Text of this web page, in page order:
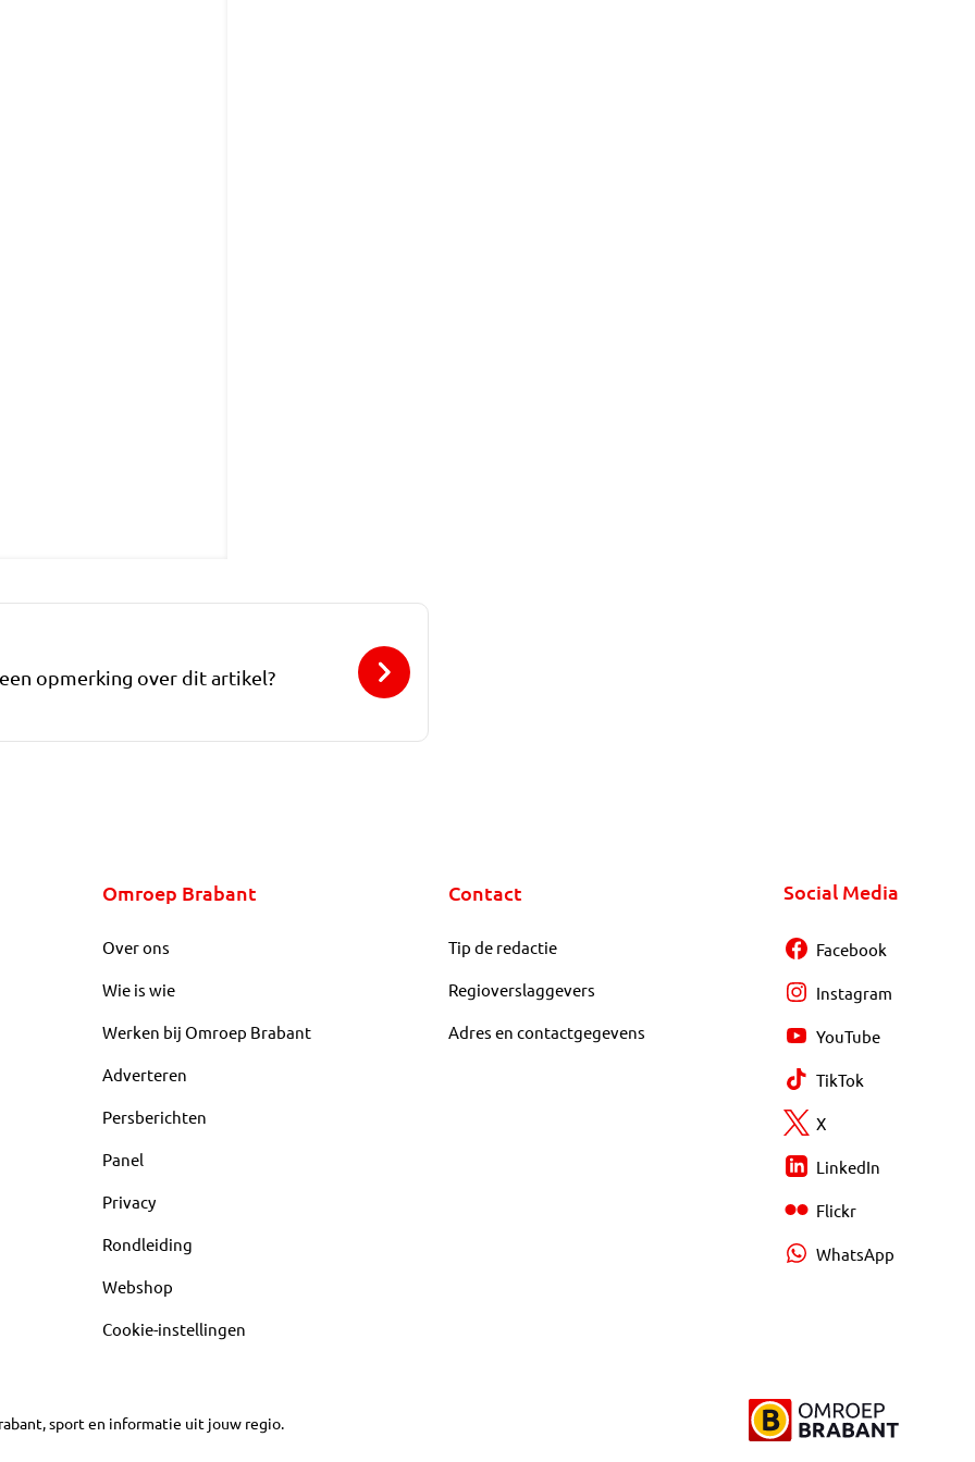
opmerking over dit artikel?
Omroep Brabant
Over ons
Wie is wie
Werken bij Omroep Brabant
Adverteren
Persberichten
Panel
Privacy
Rondleiding
Webshop
Cookie-instellingen
Contact
Tip de redactie
Regioverslaggevers
Adres en contactgegevens
Social Media
Facebook
Instagram
YouTube
TikTok
X
LinkedIn
Flickr
WhatsApp
sport en informatie uit jouw regio.